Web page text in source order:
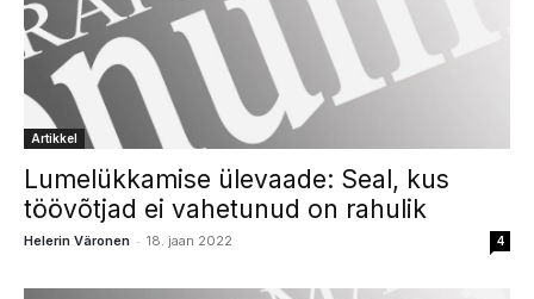
Artikkel
Lumelükkamise ülevaade: Seal, kus
töövõtjad ei vahetunud on rahulik
Helerin Väronen - 18. jaan 2022 4